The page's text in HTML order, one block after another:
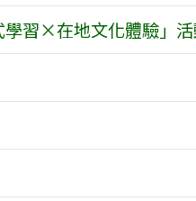
學習×在地文化體驗」